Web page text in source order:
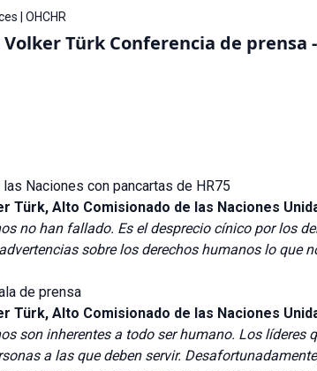
| OHCHR
Volker Türk Conferencia de prensa
Naciones con pancartas de HR75
Türk, Alto Comisionado de las Naciones
no han fallado. Es el desprecio cínico por los
sobre los derechos humanos lo que
de prensa
Türk, Alto Comisionado de las Naciones
son inherentes a todo ser humano. Los líderes
a las que deben servir.